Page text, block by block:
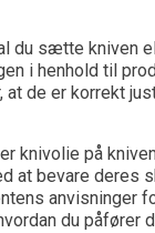
du sætte kniven
i henhold til
at de er korrekt
knivolie på
at bevare deres
anvisninger
du påfører